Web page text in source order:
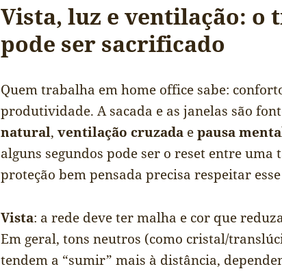
Vista, luz e ventilação: o
pode ser sacrificado
Quem trabalha em home office sabe:
produtividade. A sacada e as janelas são
natural,ventilação cruzada epausa
alguns segundos pode ser o reset entre uma
proteção bem pensada precisa respeitar
Vista: a rede deve ter malha e cor que
Em geral, tons neutros (como cristal/
tendem a “sumir” mais à distância,